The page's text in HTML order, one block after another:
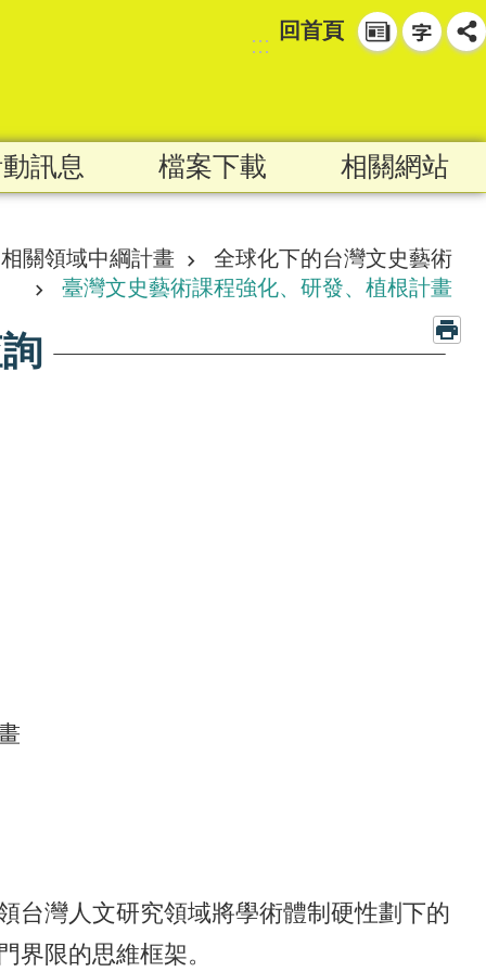
:::
回首頁
訊息 檔案下載 相關網站
關領域中綱計畫
全球化下的台灣文史藝術
臺灣文史藝術課程強化、研發、植根計畫
台灣人文研究領域將學術體制硬性劃下的
界限的思維框架。